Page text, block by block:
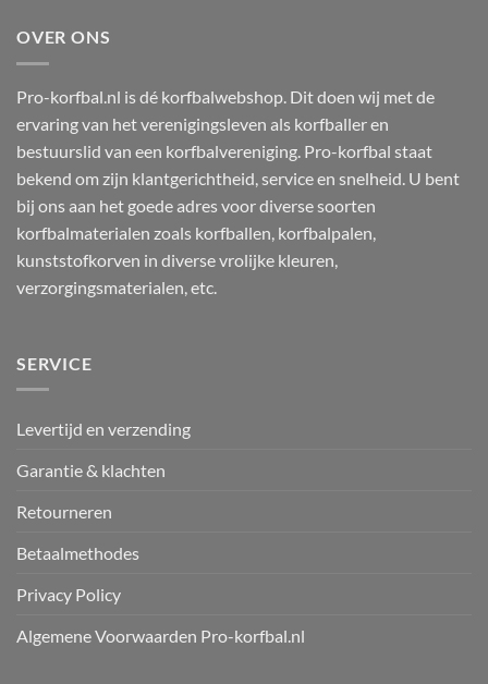
OVER ONS
Pro-korfbal.nl is dé korfbalwebshop. Dit doen wij met de
ervaring van het verenigingsleven als korfballer en
bestuurslid van een korfbalvereniging. Pro-korfbal staat
bekend om zijn klantgerichtheid, service en snelheid. U bent
bij ons aan het goede adres voor diverse soorten
korfbalmaterialen zoals korfballen, korfbalpalen,
kunststofkorven in diverse vrolijke kleuren,
verzorgingsmaterialen, etc.
SERVICE
Levertijd en verzending
Garantie & klachten
Retourneren
Betaalmethodes
Privacy Policy
Algemene Voorwaarden Pro-korfbal.nl